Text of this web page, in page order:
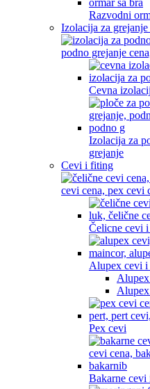
Razvodni
Izolacija za
Cevna
Izolacija za
grejanje
Cevi i fiting
Čelicne cevi
Alupex cevi
Pex cevi
Bakarne